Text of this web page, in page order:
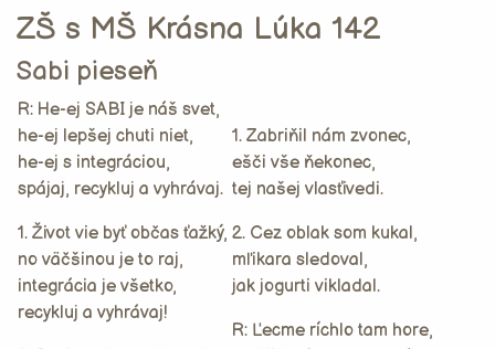
ZŠ s MŠ Krásna Lúka 142
Sabi pieseň
R: He-ej SABI je náš svet,
he-ej lepšej chuti niet,
he-ej s integráciou,
spájaj, recykluj a vyhrávaj.
1. Život vie byť občas ťažký,
no väčšinou je to raj,
integrácia je všetko,
recykluj a vyhrávaj!
1. Zabriňil nám zvonec,
ešči vše ňekonec,
tej našej vlasťivedi.
2. Cez oblak som kukal,
mľikara sledoval,
jak jogurti vikladal.
R: Ľecme ríchlo tam hore,